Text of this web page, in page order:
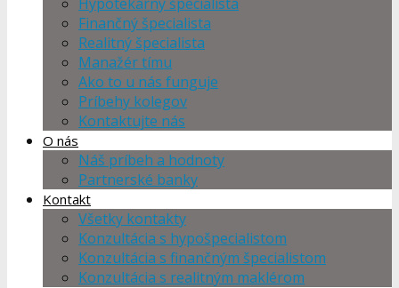
Finančný špecialista
Realitný špecialista
Manažér tímu
Ako to u nás funguje
Príbehy kolegov
Kontaktujte nás
O nás
Náš príbeh a hodnoty
Partnerské banky
Kontakt
Všetky kontakty
Konzultácia s hypošpecialistom
Konzultácia s finančným špecialistom
Konzultácia s realitným maklérom